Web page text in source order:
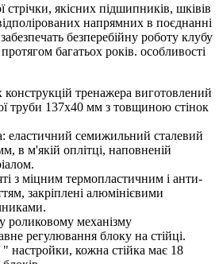
стрічки, якісних підшипників, шківів
напрямних в поєднанні
безперебійну роботу клубу
багатьох років. особливості
тренажера виготовлений
труби 137х40 мм з товщиною стінок
еластичний семижильний сталевий
в м'якій оплітці, наповненій
з міцним термопластичним і анти-
закріплені алюмінієвими
роликовому механізму
регулювання блоку на стійці.
" настройки, кожна стійка має 18